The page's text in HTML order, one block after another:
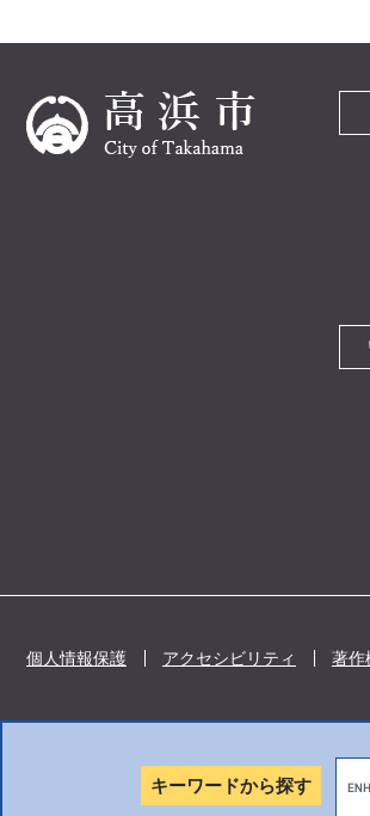
キーワードから探す
個人情報保護 アクセシビリティ 著作